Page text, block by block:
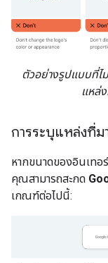
ตัวอย่างรูปแบบที่ไ
แหล่
การระบุแหล่งที่ม
หากขนาดของอินเทอ
คุณสามารถสะกด
เกณฑ์ต่อไปนี้: